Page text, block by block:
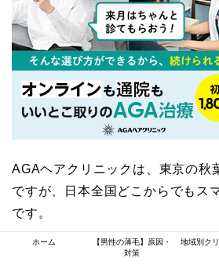
AGAヘアクリニックは、東京の秋
ですが、日本全国どこからでもス
です。
出来るだけ外出は控えたいという
ホーム
【男性の薄毛】原因・
対策
地域別ク